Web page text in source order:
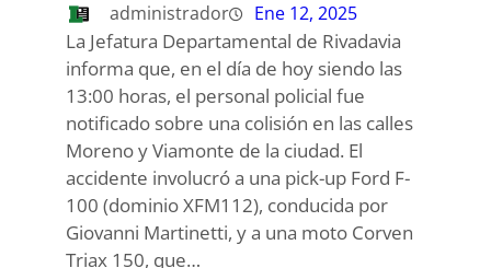
administrador Ene 12, 2025
La Jefatura Departamental de Rivadavia
informa que, en el día de hoy siendo las
13:00 horas, el personal policial fue
notificado sobre una colisión en las calles
Moreno y Viamonte de la ciudad. El
accidente involucró a una pick-up Ford F-
100 (dominio XFM112), conducida por
Giovanni Martinetti, y a una moto Corven
Triax 150, que…